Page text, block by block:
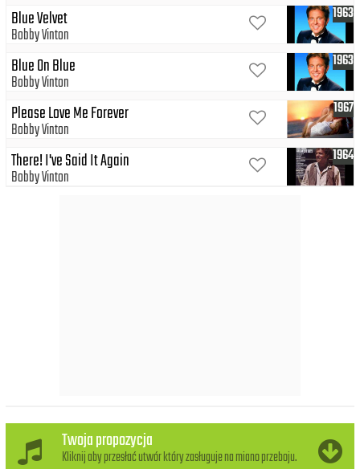
1963
Blue Velvet
Bobby Vinton
1963
Blue On Blue
Bobby Vinton
1967
Please Love Me Forever
Bobby Vinton
1964
There! I've Said It Again
Bobby Vinton
Twoja propozycja
Kliknij aby przesłać utwór który zasługuje na miano przeboju.